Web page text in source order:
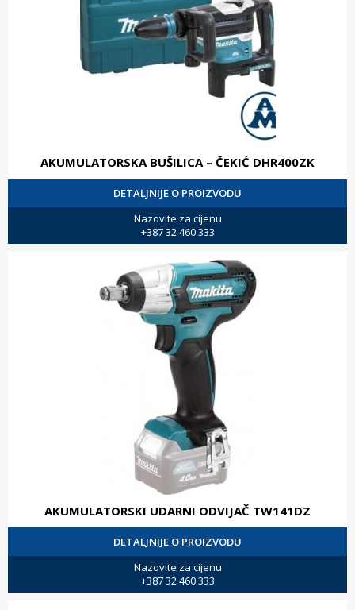
AKUMULATORSKA BUŠILICA – ČEKIĆ DHR400ZK
DETALJNIJE O PROIZVODU
Nazovite za cijenu
+387 32 460 333
AKUMULATORSKI UDARNI ODVIJAČ TW141DZ
DETALJNIJE O PROIZVODU
Nazovite za cijenu
+387 32 460 333